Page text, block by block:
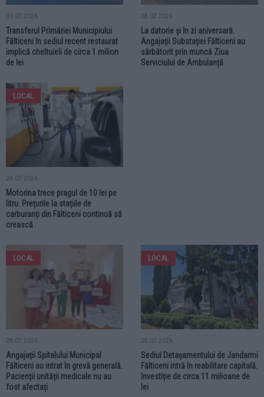
30.07.2026
Transferul Primăriei Municipiului
Fălticeni în sediul recent restaurat
implică cheltuieli de circa 1 milion
de lei
28.07.2026
La datorie și în zi aniversară.
Angajații Substației Fălticeni au
sărbătorit prin muncă Ziua
Serviciului de Ambulanță
LOCAL
28.07.2026
Motorina trece pragul de 10 lei pe
litru. Prețurile la stațiile de
carburanți din Fălticeni continuă să
crească
LOCAL
28.07.2026
Angajații Spitalului Municipal
Fălticeni au intrat în grevă generală.
Pacienții unității medicale nu au
fost afectați
LOCAL
28.07.2026
Sediul Detașamentului de Jandarmi
Fălticeni intră în reabilitare capitală.
Investiție de circa 11 milioane de
lei